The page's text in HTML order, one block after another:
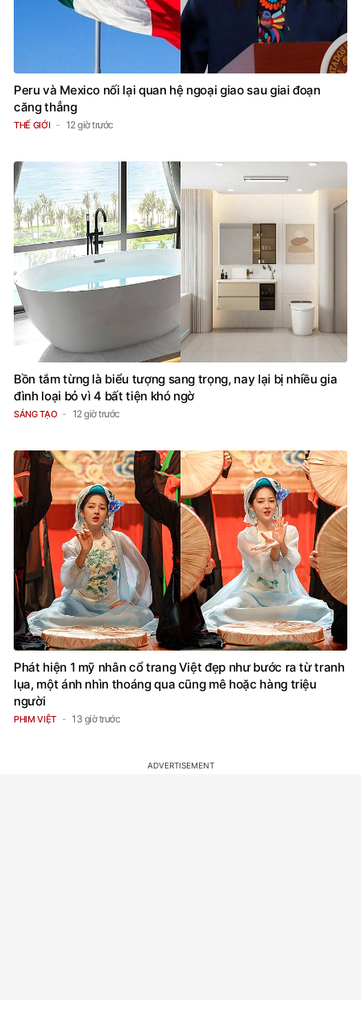
Peru và Mexico nối lại quan hệ ngoại giao sau giai đoạn
căng thẳng
THẾ GIỚI 12 giờ trước
Bồn tắm từng là biểu tượng sang trọng, nay lại bị nhiều gia
đình loại bỏ vì 4 bất tiện khó ngờ
SÁNG TẠO 12 giờ trước
Phát hiện 1 mỹ nhân cổ trang Việt đẹp như bước ra từ tranh
lụa, một ánh nhìn thoáng qua cũng mê hoặc hàng triệu
người
PHIM VIỆT 13 giờ trước